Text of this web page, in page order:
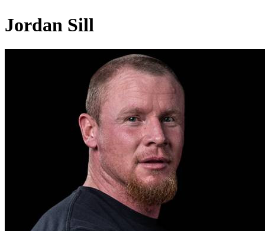
Jordan Sill